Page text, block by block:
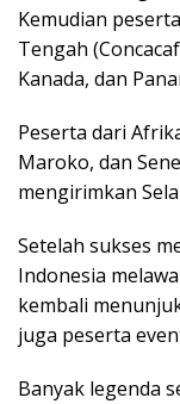
Kemudian
Tengah
Kanada, dan
Peserta dari
Maroko, dan
mengirimkan
Setelah sukses
Indonesia
kembali
juga peserta
Banyak legenda